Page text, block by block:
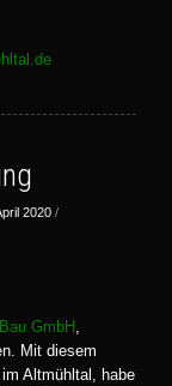
2020 /
GmbH,
Mit diesem
Altmühltal, habe